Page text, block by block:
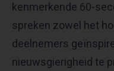
kenmerkende 60-
spreken zowel het
deelnemers
nieuwsgierigheid te